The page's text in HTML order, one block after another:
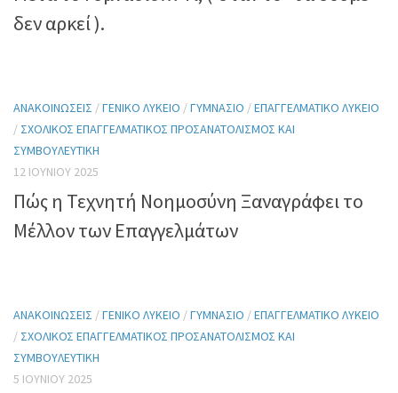
δεν αρκεί ).
ΑΝΑΚΟΙΝΏΣΕΙΣ /ΓΕΝΙΚΌ ΛΎΚΕΙΟ /ΓΥΜΝΆΣΙΟ /ΕΠΑΓΓΕΛΜΑΤΙΚΌ ΛΎΚΕΙΟ
/ ΣΧΟΛΙΚΌΣ ΕΠΑΓΓΕΛΜΑΤΙΚΌΣ ΠΡΟΣΑΝΑΤΟΛΙΣΜΌΣ ΚΑΙ
ΣΥΜΒΟΥΛΕΥΤΙΚΉ
12 ΙΟΥΝΊΟΥ 2025
Πώς η Τεχνητή Νοημοσύνη Ξαναγράφει το
Μέλλον των Επαγγελμάτων
ΑΝΑΚΟΙΝΏΣΕΙΣ /ΓΕΝΙΚΌ ΛΎΚΕΙΟ /ΓΥΜΝΆΣΙΟ /ΕΠΑΓΓΕΛΜΑΤΙΚΌ ΛΎΚΕΙΟ
/ ΣΧΟΛΙΚΌΣ ΕΠΑΓΓΕΛΜΑΤΙΚΌΣ ΠΡΟΣΑΝΑΤΟΛΙΣΜΌΣ ΚΑΙ
ΣΥΜΒΟΥΛΕΥΤΙΚΉ
5 ΙΟΥΝΊΟΥ 2025